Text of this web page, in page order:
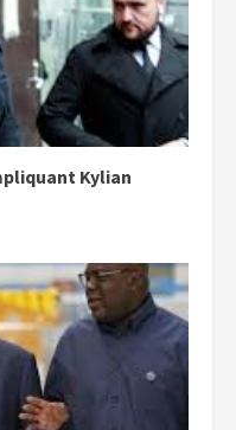
Kylian